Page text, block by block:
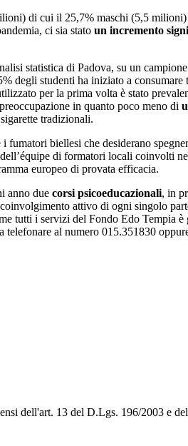
di cui il 25,7% maschi (5,5
ci sia stato un incremento
statistica di Padova, su un
studenti ha iniziato a consumare
per la prima volta è stato
in quanto poco meno di
tradizionali.
fumatori biellesi che desiderano
di formatori locali coinvolti
europeo di provata efficacia.
anno due corsi psicoeducazionali, in
attivo di ogni singolo
tutti i servizi del Fondo Edo Tempia
al numero 015.351830
dell'art. 13 del D.Lgs. 196/2003 e